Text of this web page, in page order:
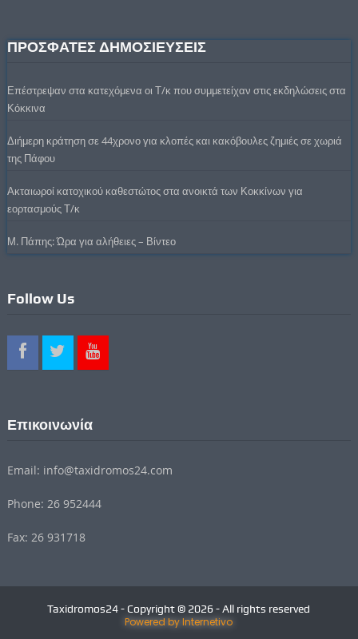
ΠΡΟΣΦΑΤΕΣ ΔΗΜΟΣΙΕΥΣΕΙΣ
Επέστρεψαν στα κατεχόμενα οι Τ/κ που συμμετείχαν στις εκδηλώσεις στα
Κόκκινα
Διήμερη κράτηση σε 44χρονο για κλοπές και κακόβουλες ζημιές σε χωριά
της Πάφου
Ακταιωροί κατοχικού καθεστώτος στα ανοικτά των Κοκκίνων για
εορτασμούς Τ/κ
Μ. Πάπης: Ώρα για αλήθειες – Βίντεο
Follow Us
Επικοινωνία
Email: info@taxidromos24.com
Phone: 26 952444
Fax: 26 931718
Taxidromos24 - Copyright © 2026 - All rights reserved
Powered by Internetivo